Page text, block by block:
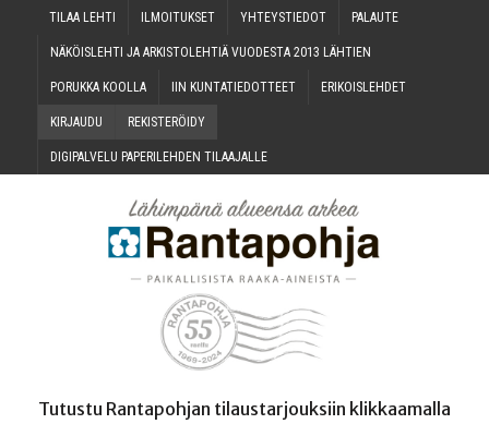
TILAA LEH­TI ILMOI­TUK­SET YHTEYS­TIE­DOT PALAU­TE
NÄKÖIS­LEH­TI JA ARKIS­TO­LEH­TIÄ VUO­DES­TA 2013 LÄHTIEN
PORUK­KA KOOLLA IIN KUN­TA­TIE­DOT­TEET ERI­KOIS­LEH­DET
KIR­JAU­DU REKIS­TE­RÖI­DY
DIGI­PAL­VE­LU PAPE­RI­LEH­DEN TILAAJALLE
Tutustu Rantapohjan tilaustarjouksiin klikkaamalla